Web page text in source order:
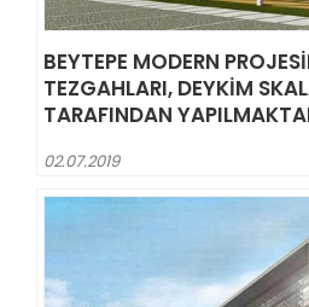
BEYTEPE MODERN
TEZGAHLARI, DEYKIM
TARAFINDAN
02.07.2019